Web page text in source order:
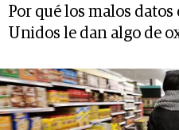
Por qué los malos
Unidos le dan algo de